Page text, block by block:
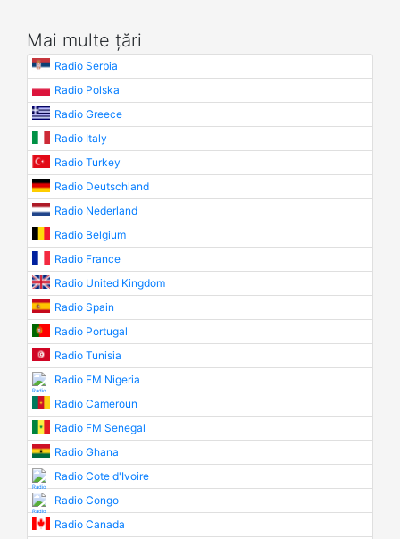
Mai multe țări
Radio Serbia
Radio Polska
Radio Greece
Radio Italy
Radio Turkey
Radio Deutschland
Radio Nederland
Radio Belgium
Radio France
Radio United Kingdom
Radio Spain
Radio Portugal
Radio Tunisia
Radio FM Nigeria
Radio Cameroun
Radio FM Senegal
Radio Ghana
Radio Cote d'Ivoire
Radio Congo
Radio Canada